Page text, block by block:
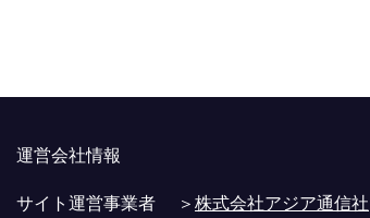
運営会社情報
サイト運営事業者 ＞株式会社アジア通信社